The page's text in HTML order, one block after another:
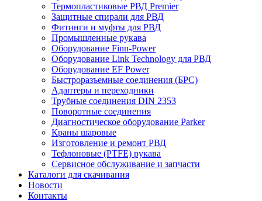
Термопластиковые РВД Premier
Защитные спирали для РВД
Фитинги и муфты для РВД
Промышленные рукава
Оборудование Finn-Power
Оборудование Link Technology для РВД
Оборудование EF Power
Быстроразъемные соединения (БРС)
Адаптеры и переходники
Трубные соединения DIN 2353
Поворотные соединения
Диагностическое оборудование Parker
Краны шаровые
Изготовление и ремонт РВД
Тефлоновые (PTFE) рукава
Сервисное обслуживание и запчасти
Каталоги для скачивания
Новости
Контакты